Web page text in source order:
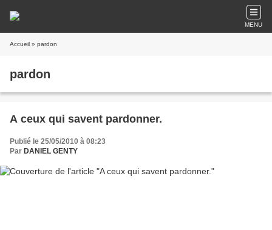
MENU
Accueil » pardon
pardon
A ceux qui savent pardonner.
Publié le 25/05/2010 à 08:23
Par DANIEL GENTY